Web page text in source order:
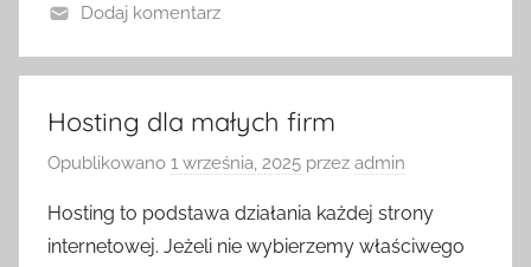
Dodaj komentarz
Hosting dla małych firm
Opublikowano 1 września, 2025 przez admin
Hosting to podstawa działania każdej strony
internetowej. Jeżeli nie wybierzemy właściwego